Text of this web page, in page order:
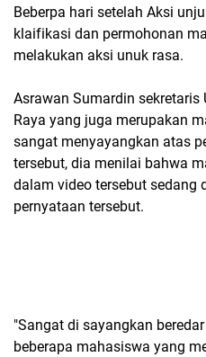
Beberpa hari setelah Aksi
klaifikasi dan permohonan
melakukan aksi unuk rasa.
Asrawan Sumardin
Raya yang juga merupakan
sangat menyayangkan atas
tersebut, dia menilai bahwa
dalam video tersebut sedang
pernyataan tersebut.
"Sangat di sayangkan
beberapa mahasiswa yang